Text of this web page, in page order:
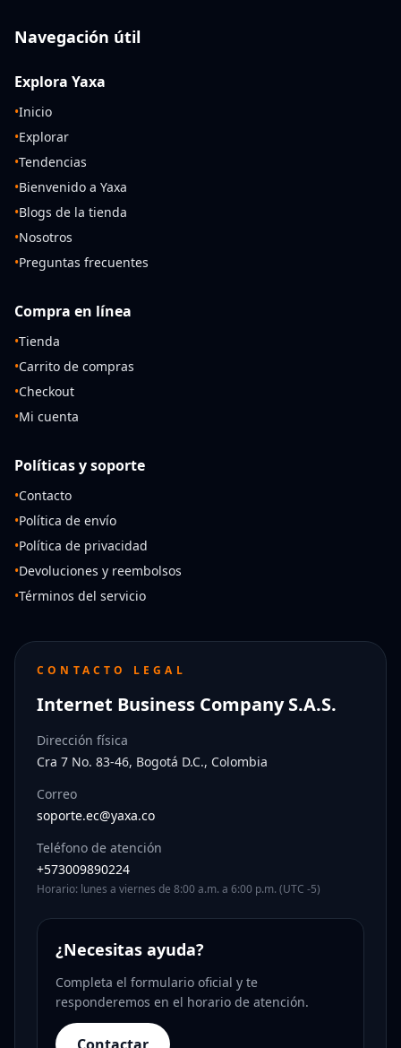
Navegación útil
Explora Yaxa
•Inicio
•Explorar
•Tendencias
•Bienvenido a Yaxa
•Blogs de la tienda
•Nosotros
•Preguntas frecuentes
Compra en línea
•Tienda
•Carrito de compras
•Checkout
•Mi cuenta
Políticas y soporte
•Contacto
•Política de envío
•Política de privacidad
•Devoluciones y reembolsos
•Términos del servicio
CONTACTO LEGAL
Internet Business Company S.A.S.
Dirección física
Cra 7 No. 83-46, Bogotá D.C., Colombia
Correo
soporte.ec@yaxa.co
Teléfono de atención
+573009890224
Horario: lunes a viernes de 8:00 a.m. a 6:00 p.m. (UTC -5)
¿Necesitas ayuda?
Completa el formulario oficial y te
responderemos en el horario de atención.